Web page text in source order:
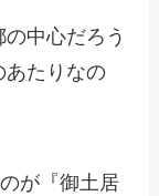
中心だろう
あたりなの
が『御土居